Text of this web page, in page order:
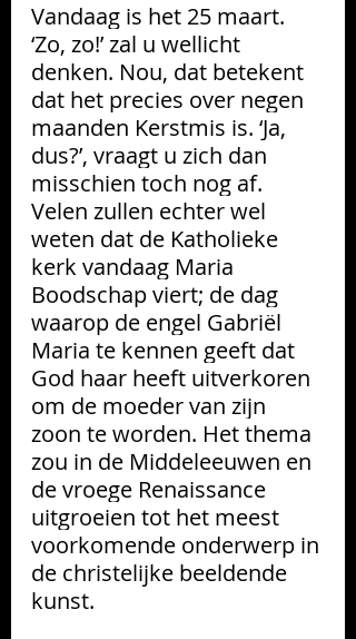
Vandaag is het 25 maart.
‘Zo, zo!’ zal u wellicht
denken. Nou, dat betekent
dat het precies over negen
maanden Kerstmis is. ‘Ja,
dus?’, vraagt u zich dan
misschien toch nog af.
Velen zullen echter wel
weten dat de Katholieke
kerk vandaag Maria
Boodschap viert; de dag
waarop de engel Gabriël
Maria te kennen geeft dat
God haar heeft uitverkoren
om de moeder van zijn
zoon te worden. Het thema
zou in de Middeleeuwen en
de vroege Renaissance
uitgroeien tot het meest
voorkomende onderwerp in
de christelijke beeldende
kunst.